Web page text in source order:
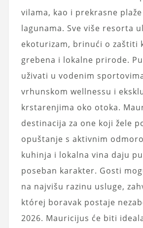
vilama, kao i prekrasne
lagunama. Sve više resorta
ekoturizam, brinući o zaštiti
grebena i lokalne prirode.
uživati u vodenim
vrhunskom wellnessu i
krstarenjima oko otoka.
destinacija za one koji žele
opuštanje s aktivnim
kuhinja i lokalna vina daju
poseban karakter. Gosti
na najvišu razinu usluge,
której boravak postaje
2026. Mauricijus će biti